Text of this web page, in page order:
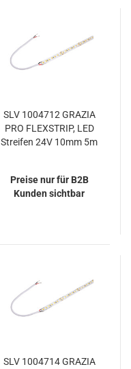
SLV 1004712 GRAZIA
PRO FLEXSTRIP, LED
Streifen 24V 10mm 5m
Preise nur für B2B
Kunden sichtbar
SLV 1004714 GRAZIA